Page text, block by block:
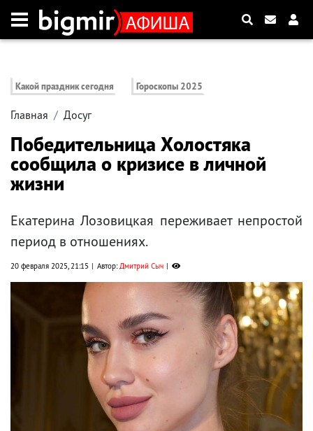
Какой праздник сегодня Гороскопы 2025
Главная Досуг
Победительница Холостяка
сообщила о кризисе в личной
жизни
Екатерина Лозовицкая переживает непростой
период в отношениях.
20 февраля 2025, 21:15 Автор:Дмитрий Сыч